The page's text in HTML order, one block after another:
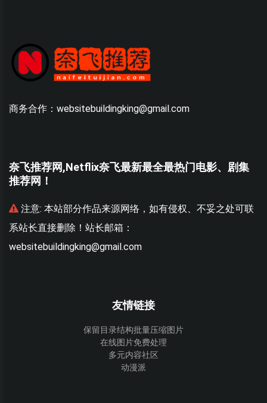
商务合作：websitebuildingking@gmail.com
奈飞推荐网,Netflix奈飞最新最全最热门电影、剧集
推荐网！
注意: 本站部分作品来源网络，如有侵权、不妥之处可联
系站长直接删除！站长邮箱：
websitebuildingking@gmail.com
友情链接
保留目录结构批量压缩图片
在线图片免费处理
多元内容社区
动漫派